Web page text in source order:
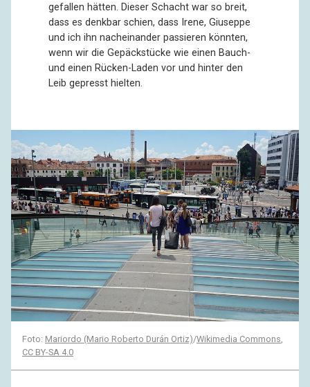
gefallen hätten. Dieser Schacht war so breit,
dass es denkbar schien, dass Irene, Giuseppe
und ich ihn nacheinander passieren könnten,
wenn wir die Gepäckstücke wie einen Bauch-
und einen Rücken-Laden vor und hinter den
Leib gepresst hielten.
Foto: Mariordo (Mario Roberto Durán Ortiz)/Wikimedia Commons
CC BY-SA 4.0